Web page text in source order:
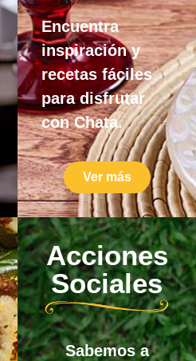
Encuentra
inspiración y
recetas fáciles
para disfrutar
con Chata.
Ver más
Acciones
Sociales
Sabemos a